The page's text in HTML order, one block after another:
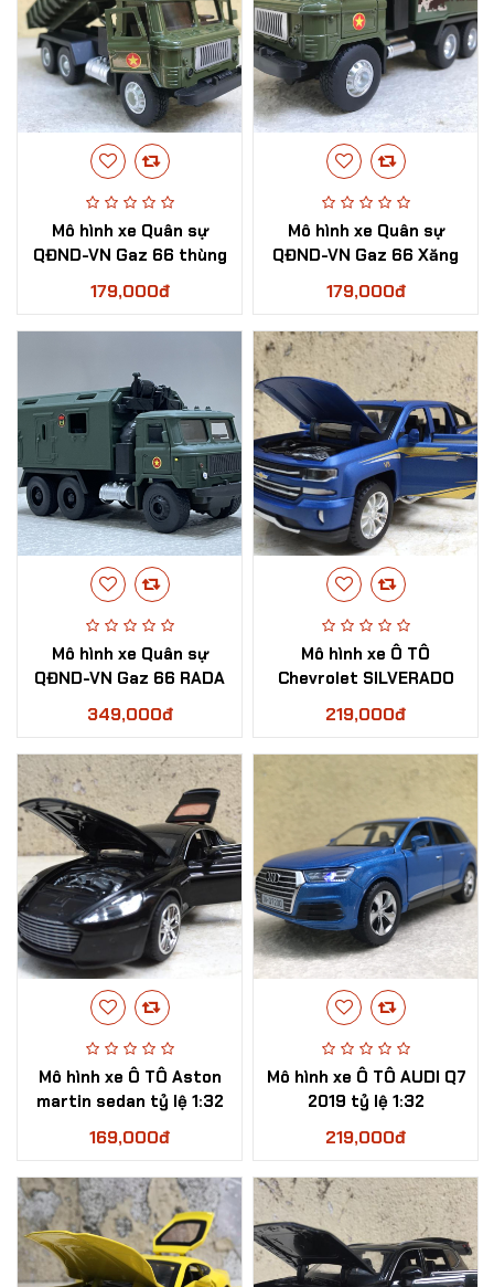
Mô hình xe Quân sự
QĐND-VN Gaz 66 thùng
ben tỷ lệ 1:36
179,000đ
Mô hình xe Quân sự
QĐND-VN Gaz 66 Xăng
dầu tỷ lệ 1:36
179,000đ
Mô hình xe Quân sự
QĐND-VN Gaz 66 RADA
tỷ lệ 1:36
349,000đ
Mô hình xe Ô TÔ
Chevrolet SILVERADO
1500 2020 tỷ lệ 1:32
219,000đ
Mô hình xe Ô TÔ Aston
martin sedan tỷ lệ 1:32
169,000đ
Mô hình xe Ô TÔ AUDI Q7
2019 tỷ lệ 1:32
219,000đ